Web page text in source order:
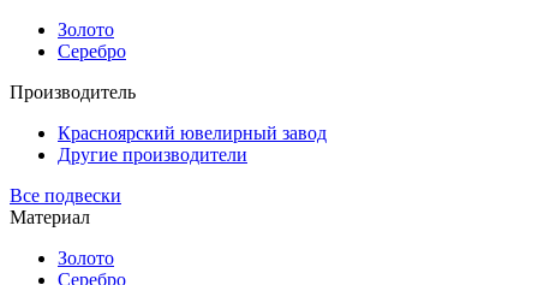
Золото
Серебро
Производитель
Красноярский ювелирный завод
Другие производители
Все подвески
Материал
Золото
Серебро